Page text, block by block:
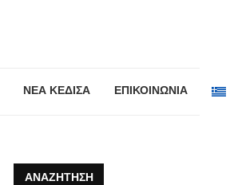
ΝΕΑ ΚΕΔΙΣΑ ΕΠΙΚΟΙΝΩΝΙΑ
ΑΝΑΖΉΤΗΣΗ